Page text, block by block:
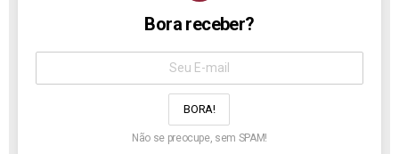
Bora receber?
Não se preocupe, sem SPAM!